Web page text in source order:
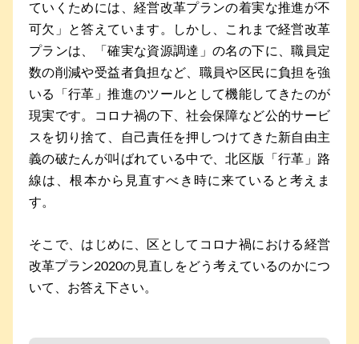
ていくためには、経営改革プランの着実な推進が不
可欠」と答えています。しかし、これまで経営改革
プランは、「確実な資源調達」の名の下に、職員定
数の削減や受益者負担など、職員や区民に負担を強
いる「行革」推進のツールとして機能してきたのが
現実です。コロナ禍の下、社会保障など公的サービ
スを切り捨て、自己責任を押しつけてきた新自由主
義の破たんが叫ばれている中で、北区版「行革」路
線は、根本から見直すべき時に来ていると考えま
す。
そこで、はじめに、区としてコロナ禍における経営
改革プラン2020の見直しをどう考えているのかにつ
いて、お答え下さい。